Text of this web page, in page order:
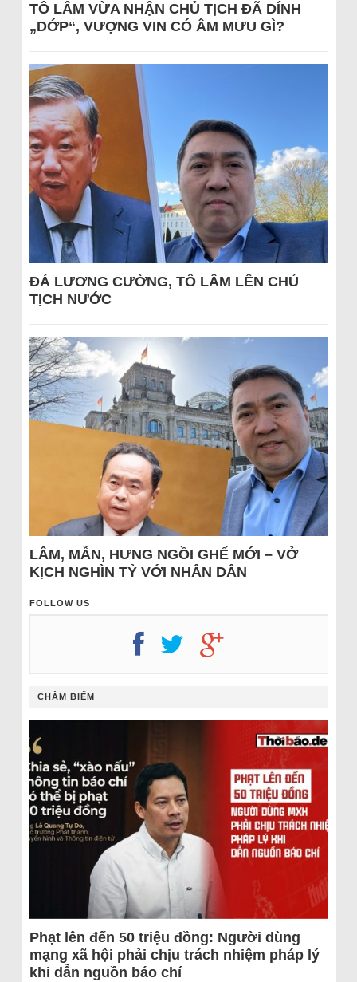
TÔ LÂM VỪA NHẬN CHỦ TỊCH ĐÃ DÍNH
„DỚP“, VƯỢNG VIN CÓ ÂM MƯU GÌ?
ĐÁ LƯƠNG CƯỜNG, TÔ LÂM LÊN CHỦ
TỊCH NƯỚC
LÂM, MẪN, HƯNG NGỒI GHẾ MỚI – VỞ
KỊCH NGHÌN TỶ VỚI NHÂN DÂN
FOLLOW US
CHÂM BIẾM
Phạt lên đến 50 triệu đồng: Người dùng
mạng xã hội phải chịu trách nhiệm pháp lý
khi dẫn nguồn báo chí